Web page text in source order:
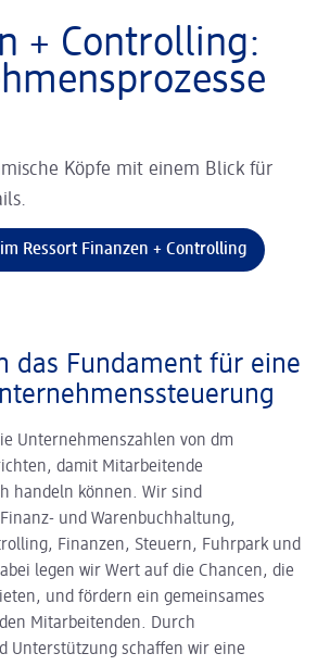
+ Controlling:
Köpfe mit einem Blick für
Ressort Finanzen + Controlling
das Fundament für eine
Unternehmenszahlen von dm
damit Mitarbeitende
handeln können. Wir sind
und Warenbuchhaltung,
Finanzen, Steuern, Fuhrpark und
legen wir Wert auf die Chancen, die
und fördern ein gemeinsames
Mitarbeitenden. Durch
Unterstützung schaffen wir eine